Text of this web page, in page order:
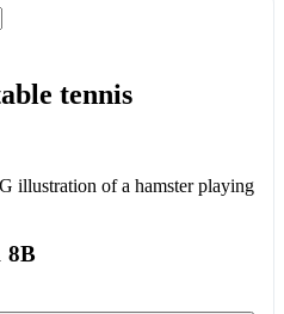
tennis
illustration of a hamster playing
8B